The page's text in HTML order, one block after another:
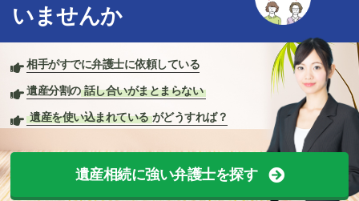
いませんか
相手がすでに弁護士に依頼している
遺産分割の 話し合いがまとまらない
遺産を使い込まれている がどうすれば？
遺産相続に強い弁護士を探す